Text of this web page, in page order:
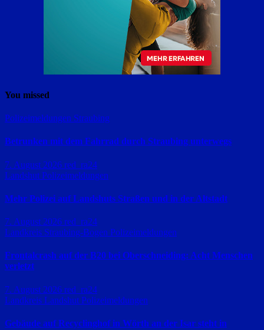
You missed
Polizeimeldungen Straubing
Betrunken mit dem Fahrrad durch Straubing unterwegs
7. August 2026 red_ra24
Landshut Polizeimeldungen
Mehr Polizei auf Landshuts Straßen und in der Altstadt
7. August 2026 red_ra24
Landkreis Straubing-Bogen Polizeimeldungen
Frontalcrash auf der B20 bei Oberschneiding: Acht Menschen
verletzt
7. August 2026 red_ra24
Landkreis Landshut Polizeimeldungen
Gebäude auf Recyclinghof in Wörth an der Isar steht in